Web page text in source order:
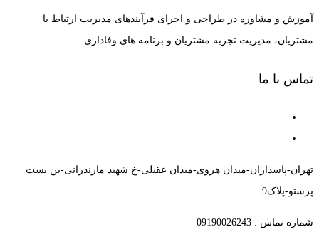
آموزش و مشاوره در طراحی و اجرای فرآیندهای مدیریت ارتباط با
مشتریان، مدیریت تجربه مشتریان و برنامه های وفاداری
تماس با ما
تهران-پاسداران-میدان هروی-میدان عقیلی-خ شهید مازندرانی-بن بست
پرستو-پلاک9
شماره تماس : 09190026243